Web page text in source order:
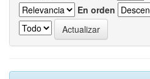
En orden